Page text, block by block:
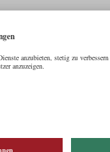
Umweltzeichen